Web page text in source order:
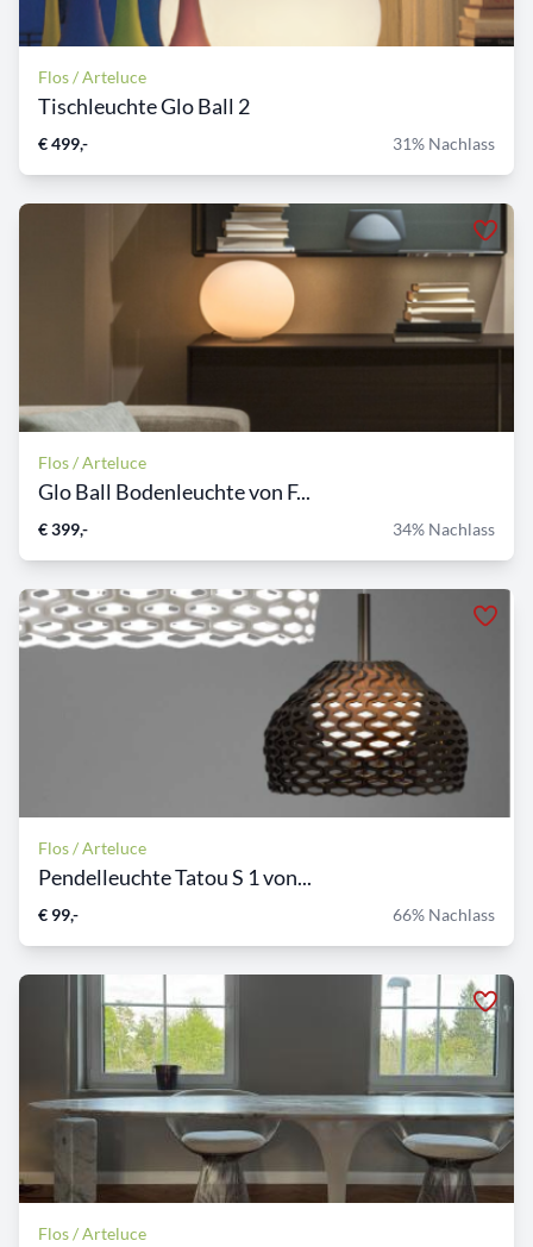
Flos / Arteluce
Tischleuchte Glo Ball 2
€ 499,- 31% Nachlass
Flos / Arteluce
Glo Ball Bodenleuchte von F...
€ 399,- 34% Nachlass
Flos / Arteluce
Pendelleuchte Tatou S 1 von...
€ 99,- 66% Nachlass
Flos / Arteluce